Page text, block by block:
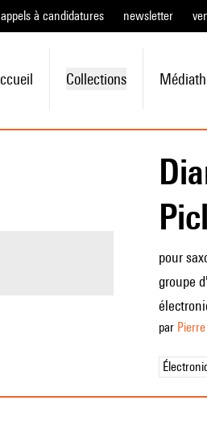
appels à candidatures newsletter
Collections
pour
groupe
par